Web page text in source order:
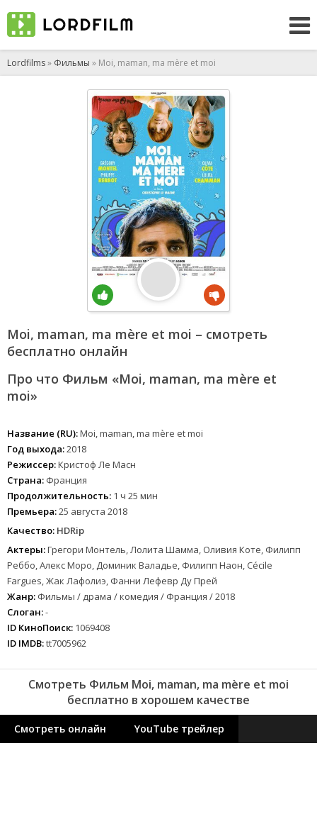
Lordfilms» Фильмы » Moi, maman, ma mère et moi
Moi, maman, ma mère et moi – смотреть
бесплатно онлайн
Про что Фильм «Moi, maman, ma mère et
moi»
Название (RU):Moi, maman, ma mère et moi
Год выхода:2018
Режиссер:Кристоф Ле Масн
Страна: Франция
Продолжительность: 1 ч 25 мин
Премьера:25 августа 2018
Качество: HDRip
Актеры:Грегори Монтель, Лолита Шамма, Оливия Коте, Филипп
Реббо, Алекс Моро, Доминик Валадье, Филипп Наон, Cécile
Fargues, Жак Лафолиэ, Фанни Лефевр Ду Прей
Жанр: Фильмы / драма / комедия / Франция / 2018
Слоган:-
ID КиноПоиск: 1069408
ID IMDB:tt7005962
Смотреть Фильм Moi, maman, ma mère et moi
бесплатно в хорошем качестве
Смотреть онлайн YouTube трейлер